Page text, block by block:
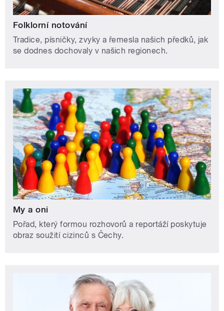
Folklorní notování
Tradice, písničky, zvyky a řemesla našich předků, jak
se dodnes dochovaly v našich regionech.
My a oni
Pořad, který formou rozhovorů a reportáží poskytuje
obraz soužití cizinců s Čechy.